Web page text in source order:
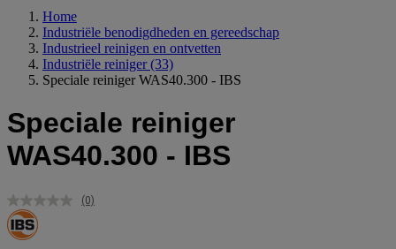
Home
Industriële benodigdheden en gereedschap
Industrieel reinigen en ontvetten
Industriële reiniger (33)
Speciale reiniger WAS40.300 - IBS
Speciale reiniger
WAS40.300 - IBS
Geen
(0)